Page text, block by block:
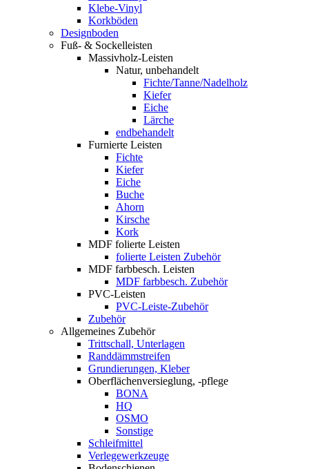
Klebe-Vinyl
Korkböden
Designboden
Fuß- & Sockelleisten
Massivholz-Leisten
Natur, unbehandelt
Fichte/Tanne/Nadelholz
Kiefer
Eiche
Lärche
endbehandelt
Furnierte Leisten
Fichte
Kiefer
Eiche
Buche
Ahorn
Kirsche
Kork
MDF folierte Leisten
folierte Leisten Zubehör
MDF farbbesch. Leisten
MDF farbbesch. Zubehör
PVC-Leisten
PVC-Leiste-Zubehör
Zubehör
Allgemeines Zubehör
Trittschall, Unterlagen
Randdämmstreifen
Grundierungen, Kleber
Oberflächenversieglung, -pflege
BONA
HQ
OSMO
Sonstige
Schleifmittel
Verlegewerkzeuge